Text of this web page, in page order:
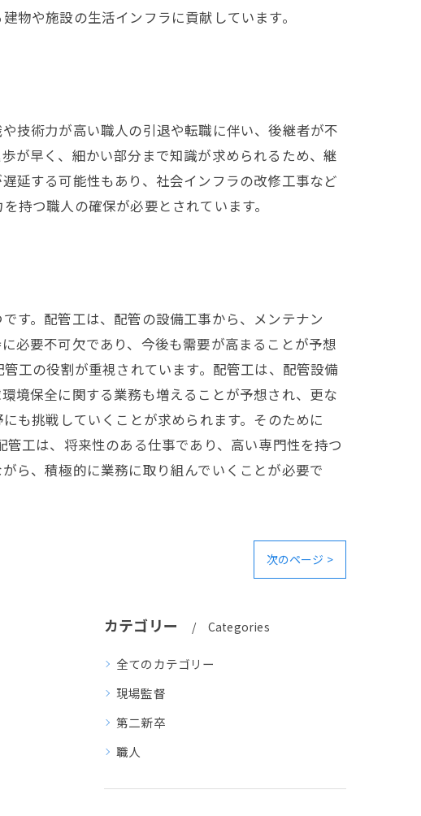
物や施設の生活インフラに貢献しています。
技術力が高い職人の引退や転職に伴い、後継者が不
が早く、細かい部分まで知識が求められるため、継
延する可能性もあり、社会インフラの改修工事など
持つ職人の確保が必要とされています。
す。配管工は、配管の設備工事から、メンテナン
必要不可欠であり、今後も需要が高まることが予想
工の役割が重視されています。配管工は、配管設備
境保全に関する業務も増えることが予想され、更な
も挑戦していくことが求められます。そのために
工は、将来性のある仕事であり、高い専門性を持つ
ら、積極的に業務に取り組んでいくことが必要で
次のページ >
カテゴリー Categories
全てのカテゴリー
現場監督
第二新卒
職人